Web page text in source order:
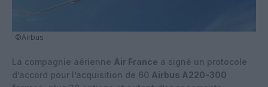
©Airbus
La compagnie aérienne Air France a signé un protocole
d’accord pour l’acquisition de 60 Airbus A220-300